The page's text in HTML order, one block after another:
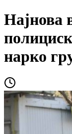
Најнова
нарко